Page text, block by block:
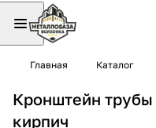
Главная Каталог
Кронштейн трубы
кирпич